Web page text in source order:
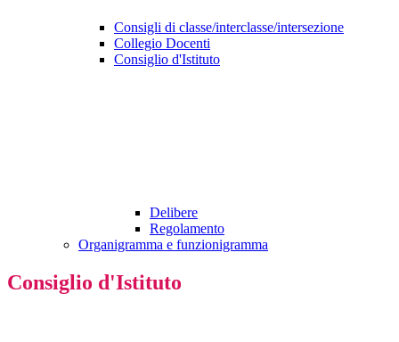
Consigli di classe/interclasse/intersezione
Collegio Docenti
Consiglio d'Istituto
Delibere
Regolamento
Organigramma e funzionigramma
Consiglio d'Istituto